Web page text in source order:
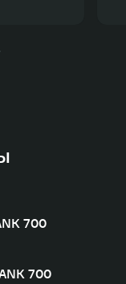
700
700